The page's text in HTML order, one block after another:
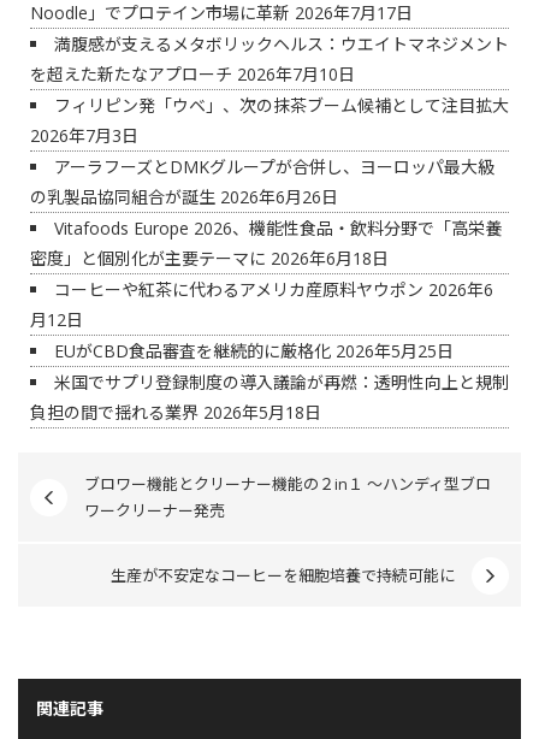
Noodle」でプロテイン市場に革新 2026年7月17日
満腹感が支えるメタボリックヘルス：ウエイトマネジメント
を超えた新たなアプローチ 2026年7月10日
フィリピン発「ウベ」、次の抹茶ブーム候補として注目拡大
2026年7月3日
アーラフーズとDMKグループが合併し、ヨーロッパ最大級
の乳製品協同組合が誕生 2026年6月26日
Vitafoods Europe 2026、機能性食品・飲料分野で「高栄養
密度」と個別化が主要テーマに 2026年6月18日
コーヒーや紅茶に代わるアメリカ産原料ヤウポン 2026年6
月12日
EUがCBD食品審査を継続的に厳格化 2026年5月25日
米国でサプリ登録制度の導入議論が再燃：透明性向上と規制
負担の間で揺れる業界 2026年5月18日
ブロワー機能とクリーナー機能の２in１ ～ハンディ型ブロ
ワークリーナー発売
生産が不安定なコーヒーを細胞培養で持続可能に
関連記事